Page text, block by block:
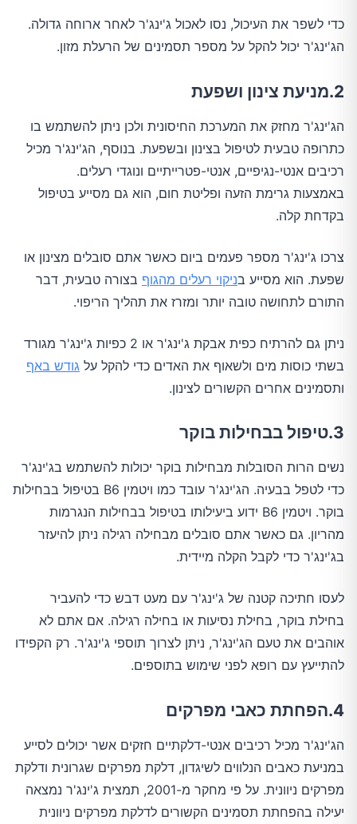
כדי לשפר את העיכול, נסו לאכול ג'ינג'ר לאחר ארוחה גדולה.
הג'ינג'ר יכול להקל על מספר תסמינים של הרעלת מזון.
2.מניעת צינון ושפעת
הג'ינג'ר מחזק את המערכת החיסונית ולכן ניתן להשתמש בו
כתרופה טבעית לטיפול בצינון ובשפעת. בנוסף, הג'ינג'ר מכיל
רכיבים אנטי-נגיפיים, אנטי-פטרייתיים ונוגדי רעלים.
באמצעות גרימת הזעה ופליטת חום, הוא גם מסייע בטיפול
בקדחת קלה.
צרכו ג'ינג'ר מספר פעמים ביום כאשר אתם סובלים מצינון או
שפעת. הוא מסייע בניקוי רעלים מהגוף בצורה טבעית, דבר
התורם לתחושה טובה יותר ומזרז את תהליך הריפוי.
ניתן גם להרתיח כפית אבקת ג'ינג'ר או 2 כפיות ג'ינג'ר מגורד
בשתי כוסות מים ולשאוף את האדים כדי להקל על גודש באף
ותסמינים אחרים הקשורים לצינון.
3.טיפול בבחילות בוקר
נשים הרות הסובלות מבחילות בוקר יכולות להשתמש בג'ינג'ר
כדי לטפל בבעיה. הג'ינג'ר עובד כמו ויטמין B6 בטיפול בבחילות
בוקר. ויטמין B6 ידוע ביעילותו בטיפול בבחילות הנגרמות
מהריון. גם כאשר אתם סובלים מבחילה רגילה ניתן להיעזר
בג'ינג'ר כדי לקבל הקלה מיידית.
לעסו חתיכה קטנה של ג'ינג'ר עם מעט דבש כדי להעביר
בחילת בוקר, בחילת נסיעות או בחילה רגילה. אם אתם לא
אוהבים את טעם הג'ינג'ר, ניתן לצרוך תוספי ג'ינג'ר. רק הקפידו
להתייעץ עם רופא לפני שימוש בתוספים.
4.הפחתת כאבי מפרקים
הג'ינג'ר מכיל רכיבים אנטי-דלקתיים חזקים אשר יכולים לסייע
במניעת כאבים הנלווים לשיגדון, דלקת מפרקים שגרונית ודלקת
מפרקים ניוונית. על פי מחקר מ-2001, תמצית ג'ינג'ר נמצאה
יעילה בהפחתת תסמינים הקשורים לדלקת מפרקים ניוונית